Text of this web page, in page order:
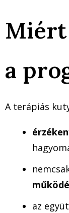
Miért
a
A terápiás
az